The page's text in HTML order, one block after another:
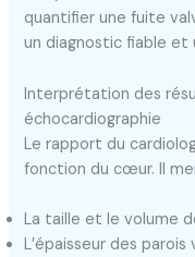
quantifier une fuite
un diagnostic fiable
Interprétation des
échocardiographie
Le rapport du
fonction du cœur. Il
La taille et le volume
L’épaisseur des